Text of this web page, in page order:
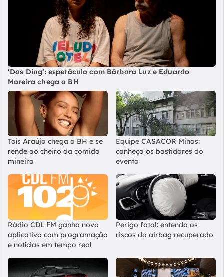
‘Das Ding’: espetáculo com Bárbara Luz e Eduardo
Moreira chega a BH
Taís Araújo chega a BH e se
rende ao cheiro da comida
mineira
Equipe CASACOR Minas:
conheça os bastidores do
evento
Rádio CDL FM ganha novo
aplicativo com programação
e notícias em tempo real
Perigo fatal: entenda os
riscos do airbag recuperado